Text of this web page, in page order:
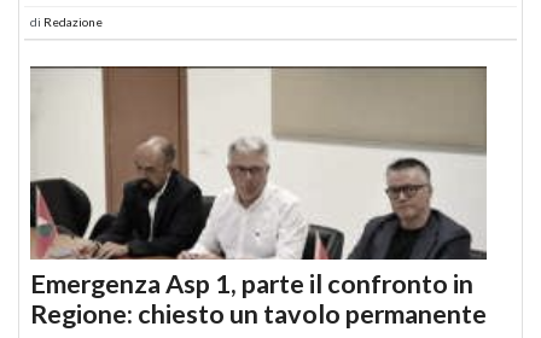
di Redazione
Emergenza Asp 1, parte il confronto in
Regione: chiesto un tavolo permanente